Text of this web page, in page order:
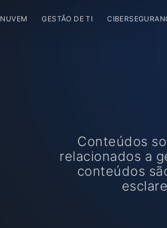
NUVEM GESTÃO DE TI
Conteúdos
relacionados a
conteúdos